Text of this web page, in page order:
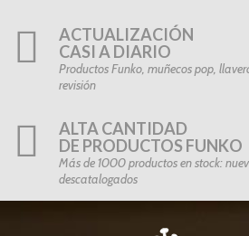
ACTUALIZACIÓN
CASI A DIARIO
Productos Funko, muñecos pop,
revisión
ALTA CANTIDAD
DE PRODUCTOS FUNKO
Más de 1000 productos en stock:
descatalogados